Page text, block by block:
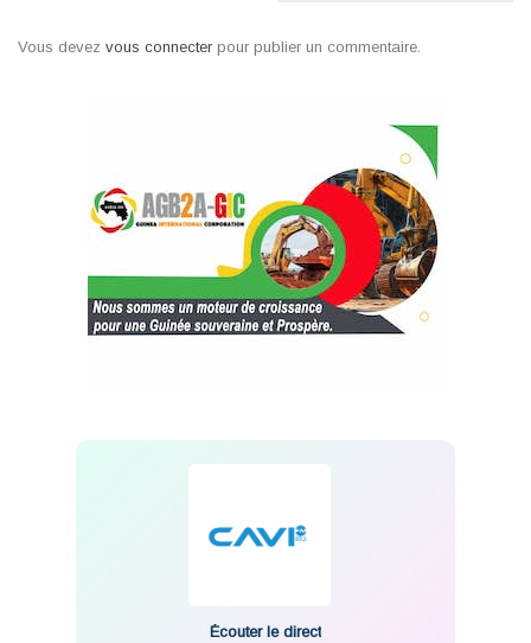
Vous devez vous connecter pour publier un commentaire.
Écouter le direct